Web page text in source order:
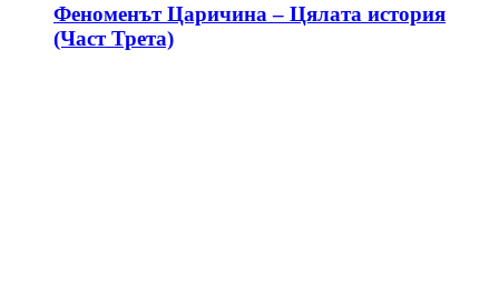
Феноменът Царичина – Цялата история
(Част Трета)